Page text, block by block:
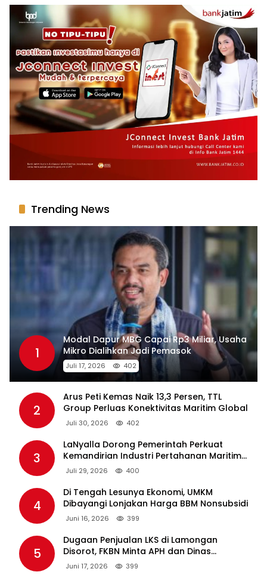
Trending News
1
Modal Dapur MBG Capai Rp3 Miliar, Usaha
Mikro Dialihkan Jadi Pemasok
Juli 17, 2026 402
2
Arus Peti Kemas Naik 13,3 Persen, TTL
Group Perluas Konektivitas Maritim Global
Juli 30, 2026 402
3
LaNyalla Dorong Pemerintah Perkuat
Kemandirian Industri Pertahanan Maritim
Lewat PT PAL
Juli 29, 2026 400
4
Di Tengah Lesunya Ekonomi, UMKM
Dibayangi Lonjakan Harga BBM Nonsubsidi
Juni 16, 2026 399
5
Dugaan Penjualan LKS di Lamongan
Disorot, FKBN Minta APH dan Dinas
Pendidikan Bertindak Tegas.
Juni 17, 2026 399